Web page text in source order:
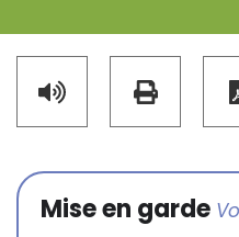
Mise en garde